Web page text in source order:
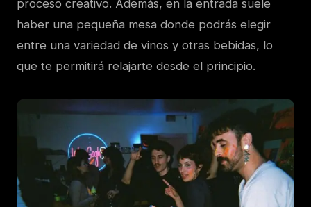
proceso creativo. Además, en la entrada suele
haber una pequeña mesa donde podrás elegir
entre una variedad de vinos y otras bebidas, lo
que te permitirá relajarte desde el principio.